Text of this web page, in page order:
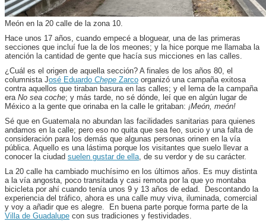
Meón en la 20 calle de la zona 10.
Hace unos 17 años, cuando empecé a bloguear, una de las primeras
secciones que incluí fue la de los meones; y la hice porque me llamaba la
atención la cantidad de gente que hacía sus micciones en las calles.
¿Cuál es el origen de aquella sección? A finales de los años 80, el
columnista José Eduardo Chepe Zarco organizó una campaña exitosa
contra aquellos que tiraban basura en las calles; y el lema de la campaña
era No sea coche; y más tarde, no sé dónde, leí que en algún lugar de
México a la gente que orinaba en la calle le gritaban: ¡Meón, meón!
Sé que en Guatemala no abundan las facilidades sanitarias para quienes
andamos en la calle; pero eso no quita que sea feo, sucio y una falta de
consideración para los demás que algunas personas orinen en la vía
pública. Aquello es una lástima porque los visitantes que suelo llevar a
conocer la ciudad suelen gustar de ella , de su verdor y de su carácter.
La 20 calle ha cambiado muchísimo en los últimos años. Es muy distinta
a la vía angosta, poco transitada y casi remota por la que yo montaba
bicicleta por ahí cuando tenía unos 9 y 13 años de edad. Descontando la
experiencia del tráfico, ahora es una calle muy viva, iluminada, comercial
y voy a añadir que es alegre. En buena parte porque forma parte de la
Villa de Guadalupe con sus tradiciones y festividades.